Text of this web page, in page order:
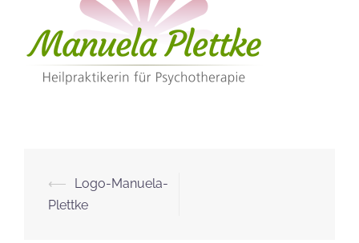
Beitrags-
Navigation
⟵
Logo-Manuela-
Plettke